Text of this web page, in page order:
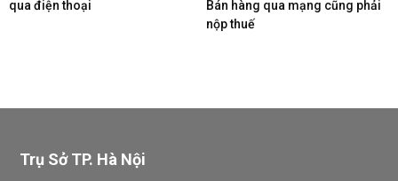
qua điện thoại
Bán hàng qua mạng cũng phải
nộp thuế
Trụ Sở TP. Hà Nội